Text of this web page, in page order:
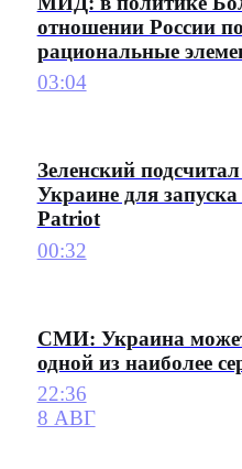
отношении России
рациональные
03:04
Зеленский
Украине для запуска
Patriot
00:32
СМИ: Украина может
одной из наиболее
22:36
8 АВГ